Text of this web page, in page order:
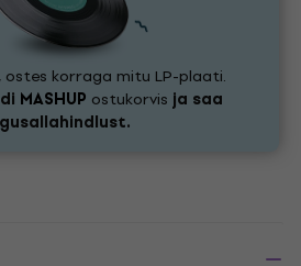
ostes korraga mitu LP-plaati.
MASHUP ostukorvis ja saa